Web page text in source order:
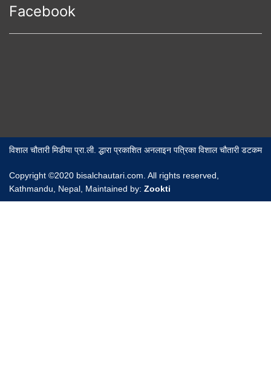
Facebook
विशाल चौतारी मिडीया प्रा.ली. द्धारा प्रकाशित अनलाइन पत्रिका विशाल चौतारी डटकम
Copyright ©2020 bisalchautari.com. All rights reserved,
Kathmandu, Nepal, Maintained by: Zookti